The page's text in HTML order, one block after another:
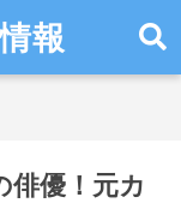
報
俳優！元カ